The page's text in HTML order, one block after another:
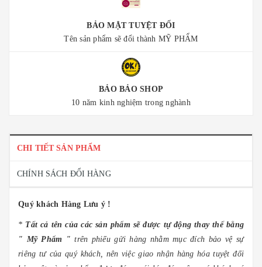
BẢO MẬT TUYỆT ĐỐI
Tên sản phẩm sẽ đổi thành MỸ PHẨM
BẢO BẢO SHOP
10 năm kinh nghiệm trong nghành
CHI TIẾT SẢN PHẨM
CHÍNH SÁCH ĐỔI HÀNG
Quý khách Hàng Lưu ý !
* Tất cả tên của các sản phẩm sẽ được tự động thay thế bằng
" Mỹ Phẩm " trên phiếu gửi hàng nhằm mục đích bảo vệ sự
riêng tư của quý khách, nên việc giao nhận hàng hóa tuyệt đối